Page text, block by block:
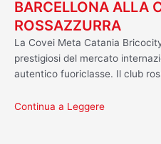
BARCELLONA ALLA
ROSSAZZURRA
La Covei Meta Catania
prestigiosi del mercato
autentico fuoriclasse. Il club
Continua a Leggere